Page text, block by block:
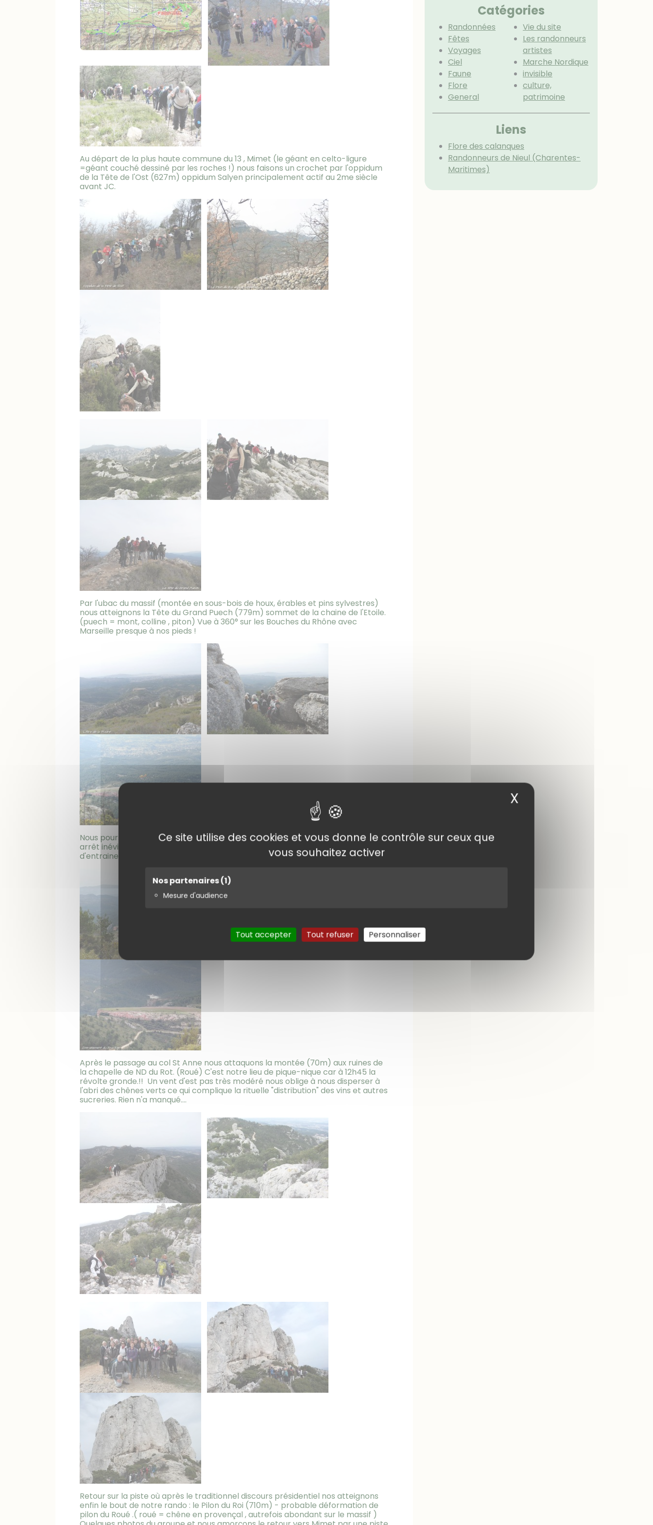
Ce site utilise des cookies et vous donne le contrôle sur ceux que
vous souhaitez activer
Nos partenaires(1)
Mesure d'audience
Tout accepter Tout refuser Personnaliser
X
Au départ de la plus haute commune du 13 , Mimet (le géant en celto-ligure
=géant couché dessiné par les roches !) nous faisons un crochet par l'oppidum
de la Tête de l'Ost (627m) oppidum Salyen principalement actif au 2me siècle
avant JC.
Par l'ubac du massif (montée en sous-bois de houx, érables et pins sylvestres)
nous atteignons la Tête du Grand Puech (779m) sommet de la chaine de l'Etoile.
(puech = mont, colline , piton) Vue à 360° sur les Bouches du Rhône avec
Marseille presque à nos pieds !
Nous poursuivons notre rando par le sentier de crête assez tourmenté avec un
arrêt inévitable au niveau de l'aire de la Moure (des Maures) zone
d'entrainement au largage pour les canadairs et autres bombardiers d'eau.
Après le passage au col St Anne nous attaquons la montée (70m) aux ruines de
la chapelle de ND du Rot. (Roué) C'est notre lieu de pique-nique car à 12h45 la
révolte gronde.!! Un vent d'est pas très modéré nous oblige à nous disperser à
l'abri des chênes verts ce qui complique la rituelle "distribution" des vins et autres
sucreries. Rien n'a manqué....
Retour sur la piste où après le traditionnel discours présidentiel nos atteignons
enfin le bout de notre rando : le Pilon du Roi (710m) - probable déformation de
pilon du Roué .( roué = chêne en provençal , autrefois abondant sur le massif )
Catégories
Randonnées
Fêtes
Voyages
Ciel
Faune
Flore
General
Vie du site
Les randonneurs
artistes
Marche Nordique
invisible
culture,
patrimoine
Menu extra
Liens
Flore des calanques
Randonneurs de Nieul (Charentes-
Maritimes)